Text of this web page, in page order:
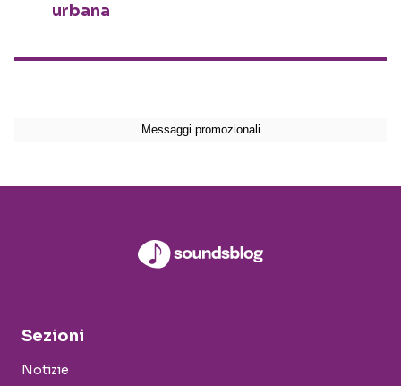
urbana
Sezioni
Notizie